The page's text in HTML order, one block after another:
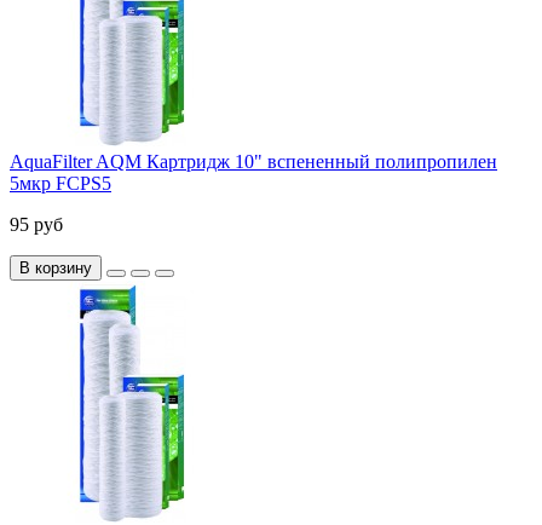
AquaFilter AQM Картридж 10" вспененный полипропилен
5мкр FCPS5
95 руб
В корзину